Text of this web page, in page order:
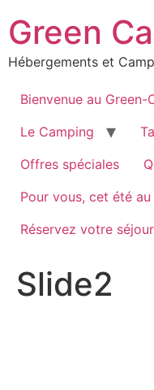
Green
Hébergements et
Bienvenue au Green-
Le Camping
Offres spéciales
Pour vous, cet été
Réservez votre séjour
Slide2